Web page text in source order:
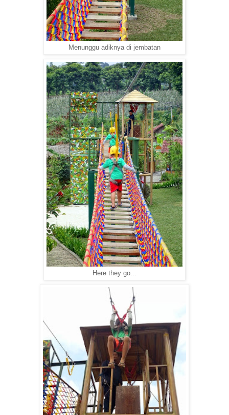
Menunggu adiknya di jembatan
Here they go...